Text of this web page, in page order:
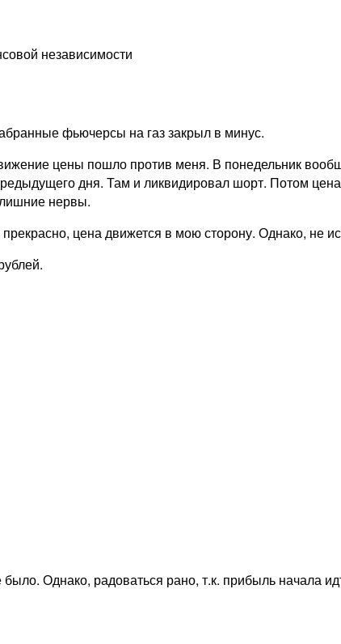
независимости
фьючерсы на газ закрыл в минус.
цены пошло против меня. В понедельник
дня. Там и ликвидировал шорт. Потом
нервы.
цена движется в мою сторону. Однако, не
Однако, радоваться рано, т.к. прибыль начала